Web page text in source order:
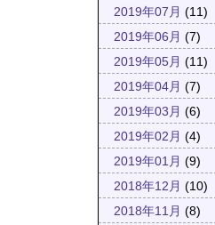
2019年07月 (11)
2019年06月 (7)
2019年05月 (11)
2019年04月 (7)
2019年03月 (6)
2019年02月 (4)
2019年01月 (9)
2018年12月 (10)
2018年11月 (8)